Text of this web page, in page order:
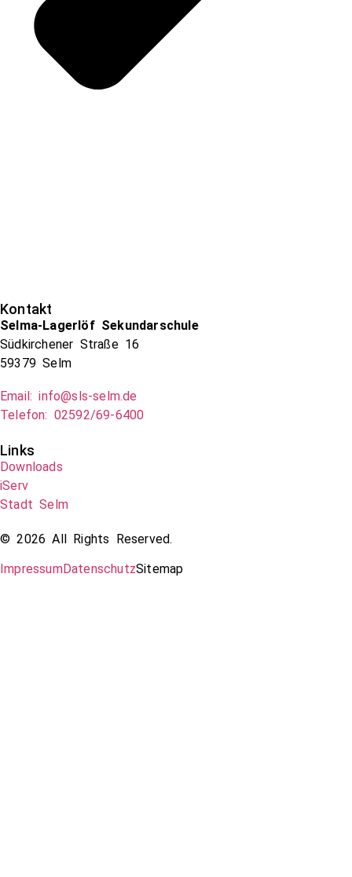
Kontakt
Selma-Lagerlöf Sekundarschule
Südkirchener Straße 16
59379 Selm
Email: info@sls-selm.de
Telefon: 02592/69-6400
Links
Downloads
iServ
Stadt Selm
© 2026 All Rights Reserved.
ImpressumDatenschutzSitemap